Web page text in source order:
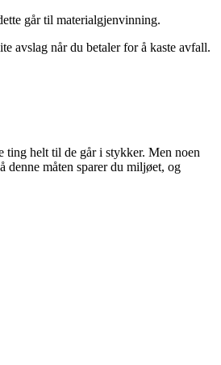
går til materialgjenvinning.
avslag når du betaler for å kaste avfall.
ting helt til de går i stykker. Men noen
denne måten sparer du miljøet, og